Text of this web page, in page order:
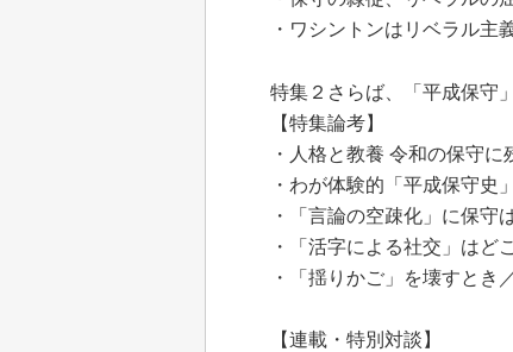
・ワシントンはリベラル主
特集２さらば、「平成保守
【特集論考】
・人格と教養 令和の保守
・わが体験的「平成保守史
・「言論の空疎化」に保守
・「活字による社交」はど
・「揺りかご」を壊すとき
【連載・特別対談】